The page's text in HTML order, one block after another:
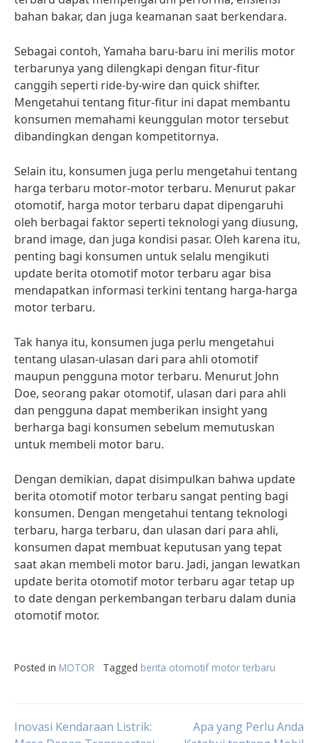
bahan bakar, dan juga keamanan saat berkendara.
Sebagai contoh, Yamaha baru-baru ini merilis motor
terbarunya yang dilengkapi dengan fitur-fitur
canggih seperti ride-by-wire dan quick shifter.
Mengetahui tentang fitur-fitur ini dapat membantu
konsumen memahami keunggulan motor tersebut
dibandingkan dengan kompetitornya.
Selain itu, konsumen juga perlu mengetahui tentang
harga terbaru motor-motor terbaru. Menurut pakar
otomotif, harga motor terbaru dapat dipengaruhi
oleh berbagai faktor seperti teknologi yang diusung,
brand image, dan juga kondisi pasar. Oleh karena itu,
penting bagi konsumen untuk selalu mengikuti
update berita otomotif motor terbaru agar bisa
mendapatkan informasi terkini tentang harga-harga
motor terbaru.
Tak hanya itu, konsumen juga perlu mengetahui
tentang ulasan-ulasan dari para ahli otomotif
maupun pengguna motor terbaru. Menurut John
Doe, seorang pakar otomotif, ulasan dari para ahli
dan pengguna dapat memberikan insight yang
berharga bagi konsumen sebelum memutuskan
untuk membeli motor baru.
Dengan demikian, dapat disimpulkan bahwa update
berita otomotif motor terbaru sangat penting bagi
konsumen. Dengan mengetahui tentang teknologi
terbaru, harga terbaru, dan ulasan dari para ahli,
konsumen dapat membuat keputusan yang tepat
saat akan membeli motor baru. Jadi, jangan lewatkan
update berita otomotif motor terbaru agar tetap up
to date dengan perkembangan terbaru dalam dunia
otomotif motor.
Posted in MOTOR Tagged berita otomotif motor terbaru
Post
Inovasi Kendaraan Listrik:
Apa yang Perlu Anda